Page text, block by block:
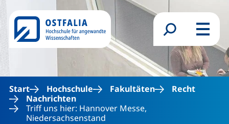
Direkt zum Inhalt
Suchformular
Menü
Start Hochschule Fakultäten
Recht
Nachrichten
Triff uns hier: Hannover Messe,
Niedersachsenstand